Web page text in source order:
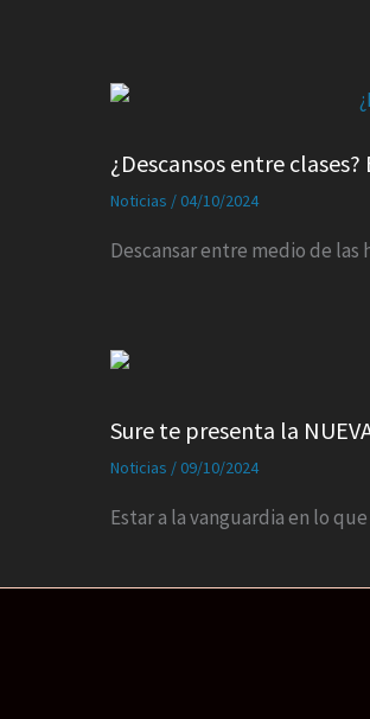
¿Descansos entre
Noticias / 04/10/2024
Descansar entre medio de
Sure te presenta la
Noticias / 09/10/2024
Estar a la vanguardia en lo